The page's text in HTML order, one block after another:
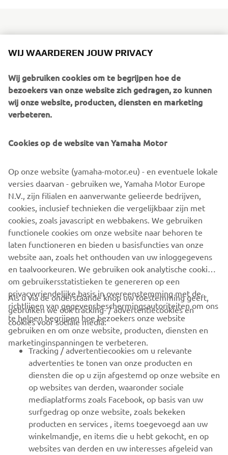
bLU cRU creëert een veilige en professionele omgeving
door hen de begeleidingen ongeëvenaarde ervaring van
Yamaha Racing te bieden.
Voor het bLU cRU programma van 2019 zijn een aantal
wegracers geselecteerd die hun potentieel al hebben
van de toekomst krijgen in de World SSP300 klasse
Ga voor alle informatie over dit unieke bLU cRU
programma naar www.yamaha-racing.com .
YAMAHA RACING
CORPORATE
VOOR BEDRIJVEN
MEER YAMAHA
ONDERSTEUNING
NIEUWSBRIEF
WIJ WAARDEREN JOUW PRIVACY
Wij gebruiken cookies om te begrijpen hoe de
bezoekers van onze website zich gedragen, zo kunnen
wij onze website, producten, diensten en marketing
verbeteren.
Cookies op de website van Yamaha Motor
Op onze website (yamaha-motor.eu) - en eventuele lokale
versies daarvan - gebruiken we, Yamaha Motor Europe
N.V., zijn filialen en aanverwante gelieerde bedrijven,
cookies, inclusief technieken die vergelijkbaar zijn met
cookies, zoals javascript en webbakens. We gebruiken
functionele cookies om onze website naar behoren te
laten functioneren en bieden u basisfuncties van onze
website aan, zoals het onthouden van uw inloggegevens
en taalvoorkeuren. We gebruiken ook analytische cookies
om gebruikersstatistieken te genereren op een
privacyvriendelijke basis in overeenstemming met de
richtlijnen van gegevensbeschermingsautoriteiten om ons
te helpen begrijpen hoe bezoekers onze website
gebruiken en om onze website, producten, diensten en
marketinginspanningen te verbeteren.
Als u via de onderstaande knop uw toestemming geeft,
gebruiken we ook tracking- / advertentiecookies en
cookies voor sociale media:
Tracking / advertentiecookies om u relevante
advertenties te tonen van onze producten en
diensten die op u zijn afgestemd op onze website en
op websites van derden, waaronder sociale
mediaplatforms zoals Facebook, op basis van uw
surfgedrag op onze website, zoals bekeken
producten en services , items toegevoegd aan uw
winkelmandje, en items die u hebt gekocht, en op
websites van derden en uw interesses afgeleid van